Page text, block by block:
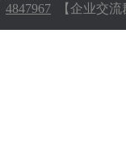
4847967 【企业交流